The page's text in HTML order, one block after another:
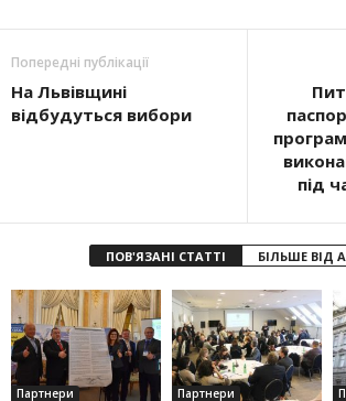
Попередні публікації
На Львівщині
відбудуться вибори
програм
під
ПОВ'ЯЗАНІ СТАТТІ БІЛЬШЕ ВІД
Партнери Партнери